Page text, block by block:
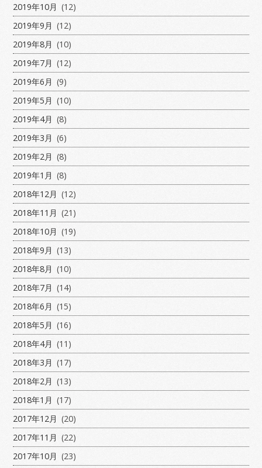
2019年10月 (12)
2019年9月 (12)
2019年8月 (10)
2019年7月 (12)
2019年6月 (9)
2019年5月 (10)
2019年4月 (8)
2019年3月 (6)
2019年2月 (8)
2019年1月 (8)
2018年12月 (12)
2018年11月 (21)
2018年10月 (19)
2018年9月 (13)
2018年8月 (10)
2018年7月 (14)
2018年6月 (15)
2018年5月 (16)
2018年4月 (11)
2018年3月 (17)
2018年2月 (13)
2018年1月 (17)
2017年12月 (20)
2017年11月 (22)
2017年10月 (23)